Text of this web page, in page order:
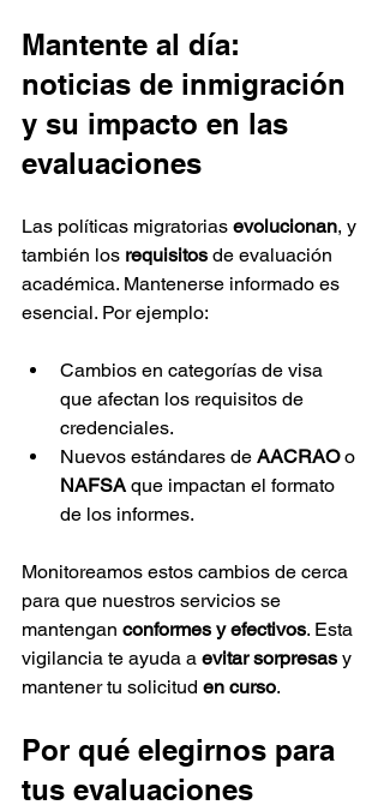
Mantente al día:
noticias de inmigración
y su impacto en las
evaluaciones
Las políticas migratorias evolucionan, y
también los requisitos de evaluación
académica. Mantenerse informado es
esencial. Por ejemplo:
Cambios en categorías de visa
que afectan los requisitos de
credenciales.
Nuevos estándares de AACRAO o
NAFSA que impactan el formato
de los informes.
Monitoreamos estos cambios de cerca
para que nuestros servicios se
mantengan conformes y efectivos. Esta
vigilancia te ayuda a evitar sorpresas y
mantener tu solicitud en curso.
Por qué elegirnos para
tus evaluaciones